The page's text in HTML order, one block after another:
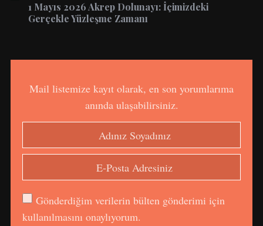
1 Mayıs 2026 Akrep Dolunayı: İçimizdeki
Gerçekle Yüzleşme Zamanı
Mail listemize kayıt olarak, en son yorumlarıma
anında ulaşabilirsiniz.
Gönderdiğim verilerin bülten gönderimi için
kullanılmasını onaylıyorum.